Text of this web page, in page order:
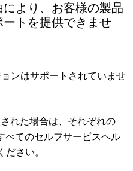
より、お客様の製品
トを提供できませ
ンはサポートされていませ
れた場合は、それぞれの
べてのセルフサービスヘル
さい。